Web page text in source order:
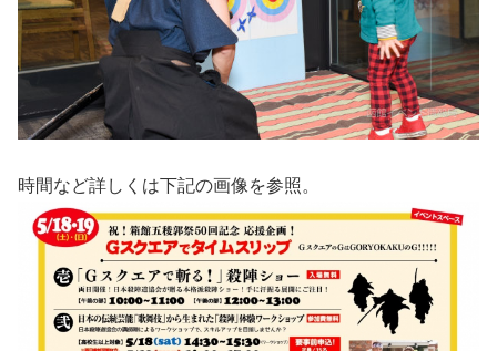
時間など詳しくは下記の画像を参照。